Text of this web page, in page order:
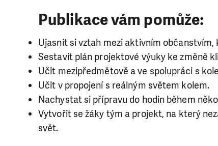
Publikace vám pomůže:
Ujasnit si vztah mezi aktivním
Sestavit plán projektové výuky ke změně
Učit mezipředmětově a ve spolupráci s
Učit v propojení s reálným světem kolem.
Nachystat si přípravu do hodin během
Vytvořit se žáky tým a projekt, na který
svět.